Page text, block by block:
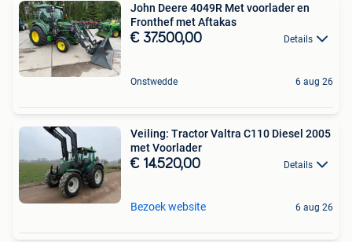
John Deere 4049R Met voorlader en
Fronthef met Aftakas
€ 37.500,00 Details
Onstwedde 6 aug 26
Veiling: Tractor Valtra C110 Diesel 2005
met Voorlader
€ 14.520,00 Details
Bezoek website 6 aug 26